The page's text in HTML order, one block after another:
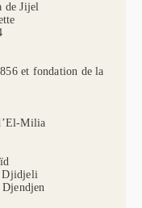
de Jijel
et fondation de la
Milia
Djidjeli